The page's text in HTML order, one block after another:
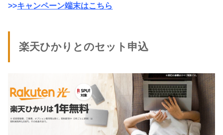
>>キャンペーン端末はこちら
楽天ひかりとのセット申込